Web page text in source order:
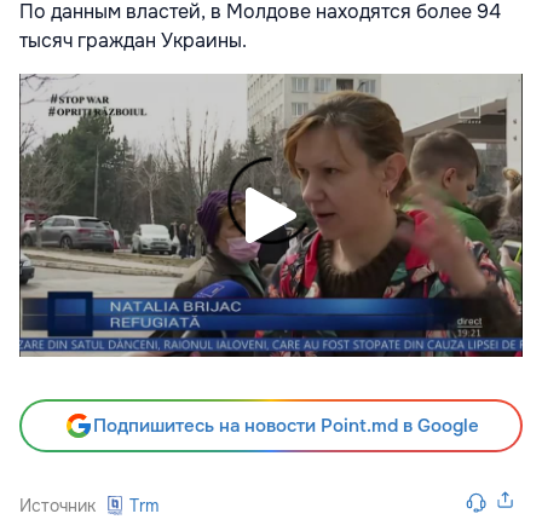
По данным властей, в Молдове находятся более 94
тысяч граждан Украины.
Подпишитесь на новости Point.md в Google
Источник Trm